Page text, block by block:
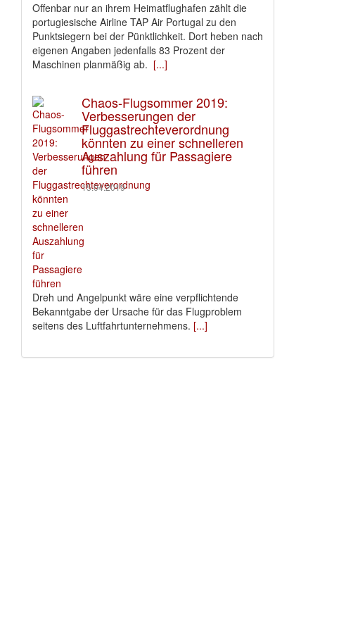
Offenbar nur an ihrem Heimatflughafen zählt die
portugiesische Airline TAP Air Portugal zu den
Punktsiegern bei der Pünktlichkeit. Dort heben nach
eigenen Angaben jedenfalls 83 Prozent der
Maschinen planmäßig ab. [...]
Chaos-Flugsommer 2019:
Verbesserungen der
Fluggastrechteverordnung
könnten zu einer schnelleren
Auszahlung für Passagiere
führen
15.04.2019
Dreh und Angelpunkt wäre eine verpflichtende
Bekanntgabe der Ursache für das Flugproblem
seitens des Luftfahrtunternehmens. [...]